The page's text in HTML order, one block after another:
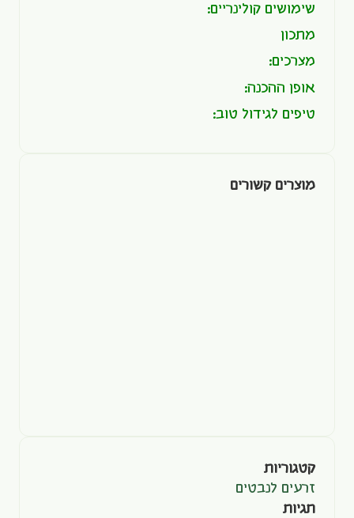
שימושים קולינריים:
מתכון
מצרכים:
אופן ההכנה:
טיפים לגידול טוב:
מוצרים קשורים
קטגוריות
זרעים לנבטים
תגיות